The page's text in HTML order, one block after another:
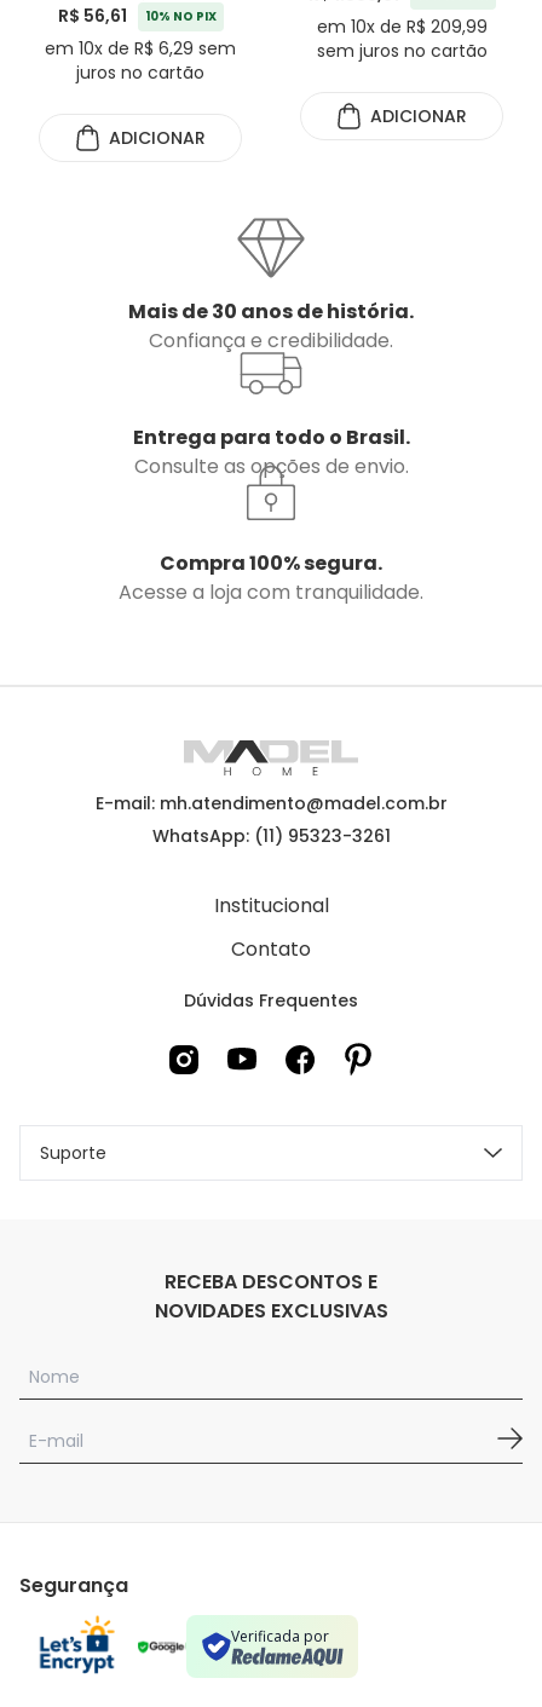
R$ 56,61 10% NO PIX
em 10x de R$ 6,29 sem
juros no cartão
ADICIONAR
em 10x de R$ 209,99
sem juros no cartão
ADICIONAR
Mais de 30 anos de história.
Confiança e credibilidade.
Entrega para todo o Brasil.
Consulte as opções de envio.
Compra 100% segura.
Acesse a loja com tranquilidade.
E-mail: mh.atendimento@madel.com.br
WhatsApp: (11) 95323-3261
Institucional
Contato
Dúvidas Frequentes
Suporte
RECEBA DESCONTOS E
NOVIDADES EXCLUSIVAS
Segurança
Verificada por